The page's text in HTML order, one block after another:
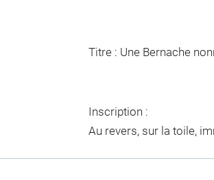
Titre : Une Bernache
Inscription :
Au revers, sur la toile,